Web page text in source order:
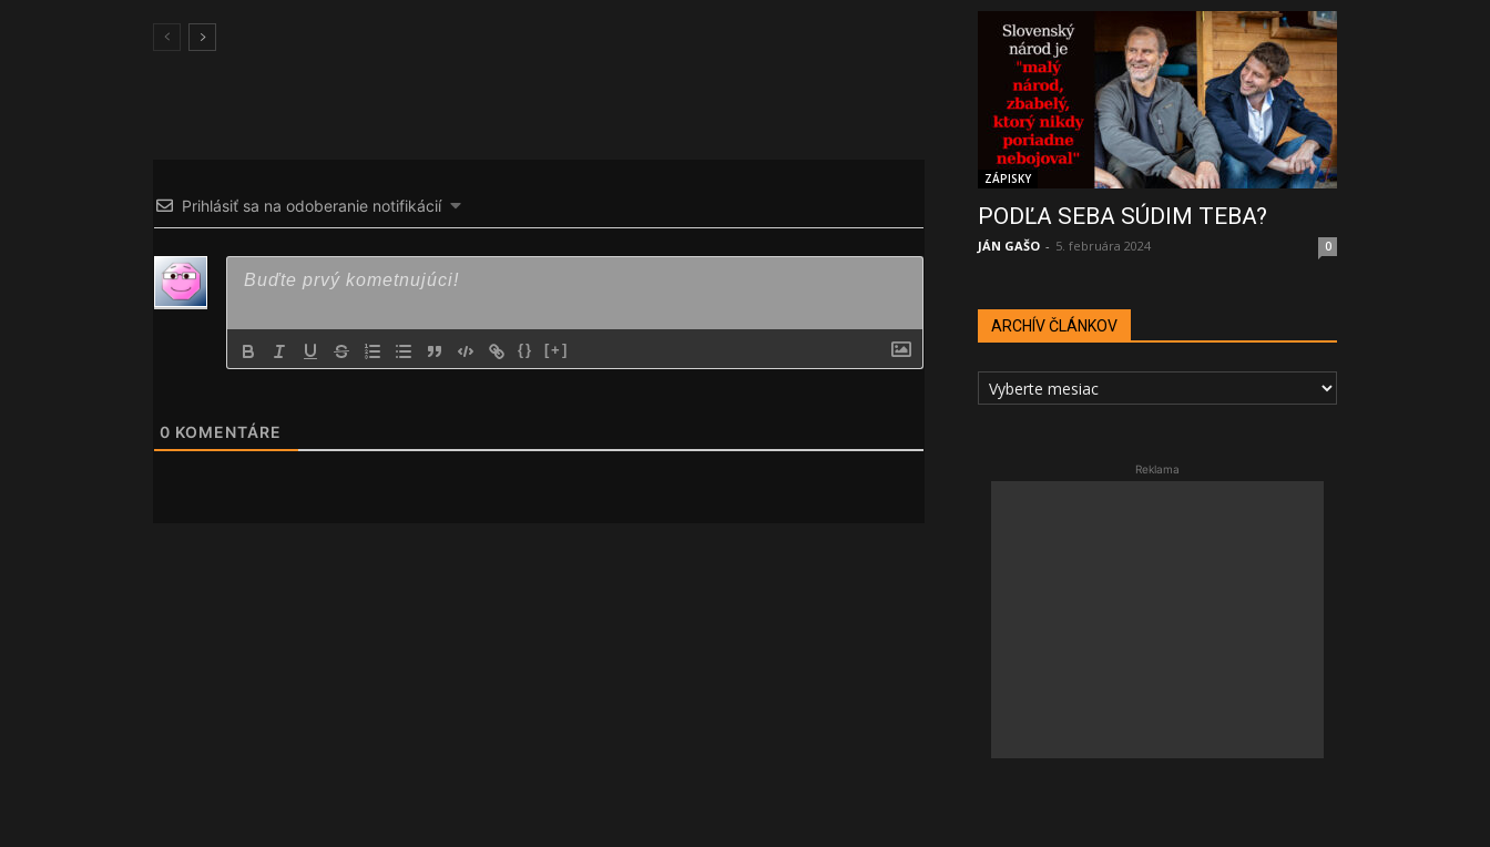
Prihlásiť sa na odoberanie notifikácií
{} [+]
0 KOMENTÁRE
ZÁPISKY
PODĽA SEBA SÚDIM TEBA?
JÁN GAŠO - 5. februára 2024 0
ARCHÍV ČLÁNKOV
ARCHÍV
ČLÁNKOV
Reklama